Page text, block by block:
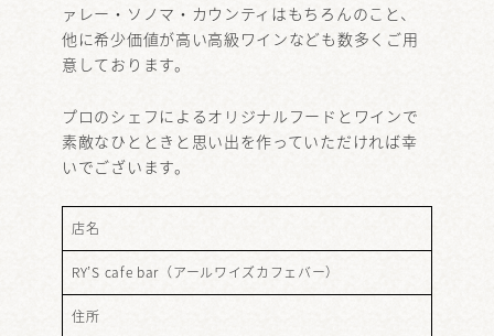
ァレー・ソノマ・カウンティはもちろんのこと、
他に希少価値が高い高級ワインなども数多くご用
意しております。
プロのシェフによるオリジナルフードとワインで
素敵なひとときと思い出を作っていただければ幸
いでございます。
店名
RY’S cafe bar（アールワイズカフェバー）
住所